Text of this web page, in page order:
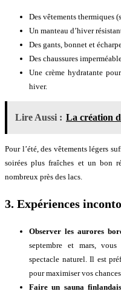
Des vêtements thermiques
Un manteau d’hiver
Des gants, bonnet et
Des chaussures
Une crème hydratante
hiver.
Lire Aussi : La création
Pour l’été, des vêtements légers
soirées plus fraîches et un bon
nombreux près des lacs.
3. Expériences
Observer les aurores
septembre et mars,
spectacle naturel. Il est
pour maximiser vos
Faire un sauna finlandais